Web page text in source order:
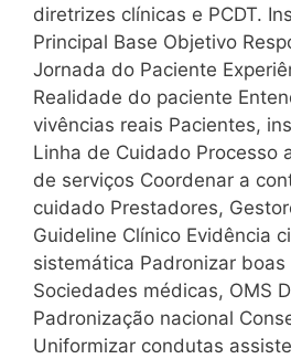
diretrizes clínicas e PCDT.
Principal Base Objetivo
Jornada do Paciente
Realidade do paciente
vivências reais Pacientes,
Linha de Cuidado Processo
de serviços Coordenar a
cuidado Prestadores,
Guideline Clínico Evidência
sistemática Padronizar
Sociedades médicas, OMS
Padronização nacional
Uniformizar condutas